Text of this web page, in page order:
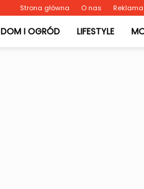
Strona główna O nas Reklama
DOM I OGRÓD LIFESTYLE